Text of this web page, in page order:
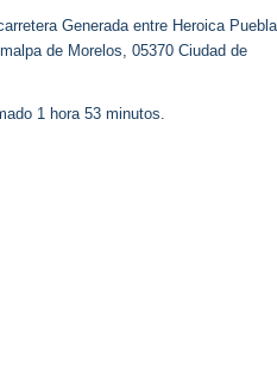
Generada entre Heroica Puebla
de Morelos, 05370 Ciudad de
1 hora 53 minutos.